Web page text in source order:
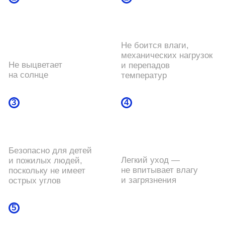
Остались вопросы?
Мы готовы помочь
подобрать кресла под ваш проект, подскажем
по доставке, уходу и кастомизации. Ответим быстро